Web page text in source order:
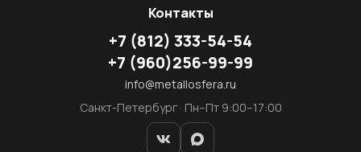
Контакты
+7 (812) 333-54-54
+7 (960)256-99-99
info@metallosfera.ru
Санкт-Петербург · Пн–Пт 9:00–17:00